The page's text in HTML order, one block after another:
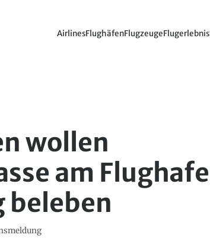
AirlinesFlughäfenFlugzeugeFlugerlebnis
wollen
am
beleben